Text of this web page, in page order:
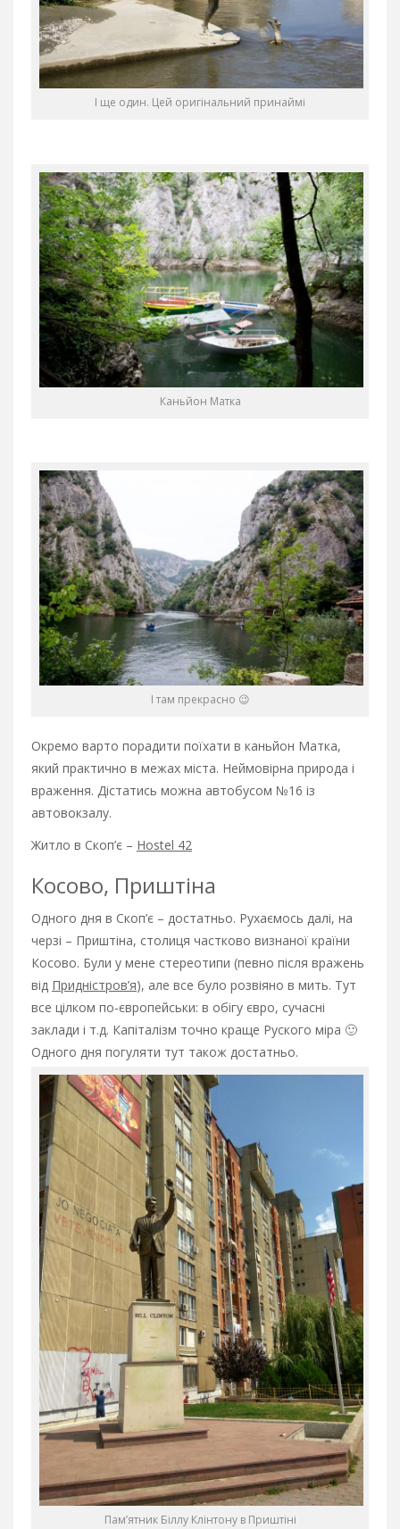
І ще один. Цей оригінальний принаймі
Каньйон Матка
І там прекрасно 😉
Окремо варто порадити поїхати в каньйон Матка,
який практично в межах міста. Неймовірна природа і
враження. Дістатись можна автобусом №16 із
автовокзалу.
Житло в Скоп’є – Hostel 42
Косово, Приштіна
Одного дня в Скоп’є – достатньо. Рухаємось далі, на
черзі – Приштіна, столиця частково визнаної країни
Косово. Були у мене стереотипи (певно після вражень
від Придністров’я), але все було розвіяно в мить. Тут
все цілком по-європейськи: в обігу євро, сучасні
заклади і т.д. Капіталізм точно краще Руского міра 🙂
Одного дня погуляти тут також достатньо.
Пам’ятник Біллу Клінтону в Приштіні